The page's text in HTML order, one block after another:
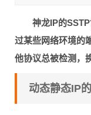
神龙IP的
过某些网络环境的
他协议总被检测，
动态静态IP